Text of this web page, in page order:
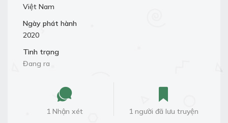
Việt Nam
Ngày phát hành
2020
Tình trạng
Đang ra
1 Nhận xét 1 người đã lưu truyện